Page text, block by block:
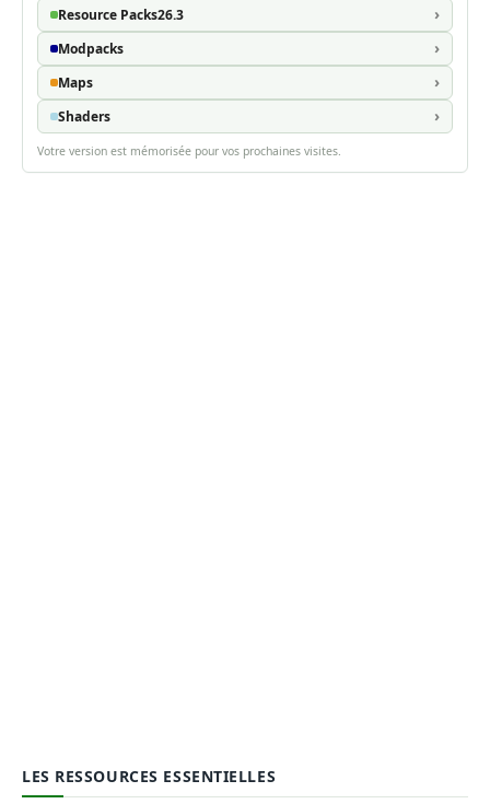
Resource Packs26.3
Modpacks
Maps
Shaders
Votre version est mémorisée pour vos prochaines visites.
LES RESSOURCES ESSENTIELLES